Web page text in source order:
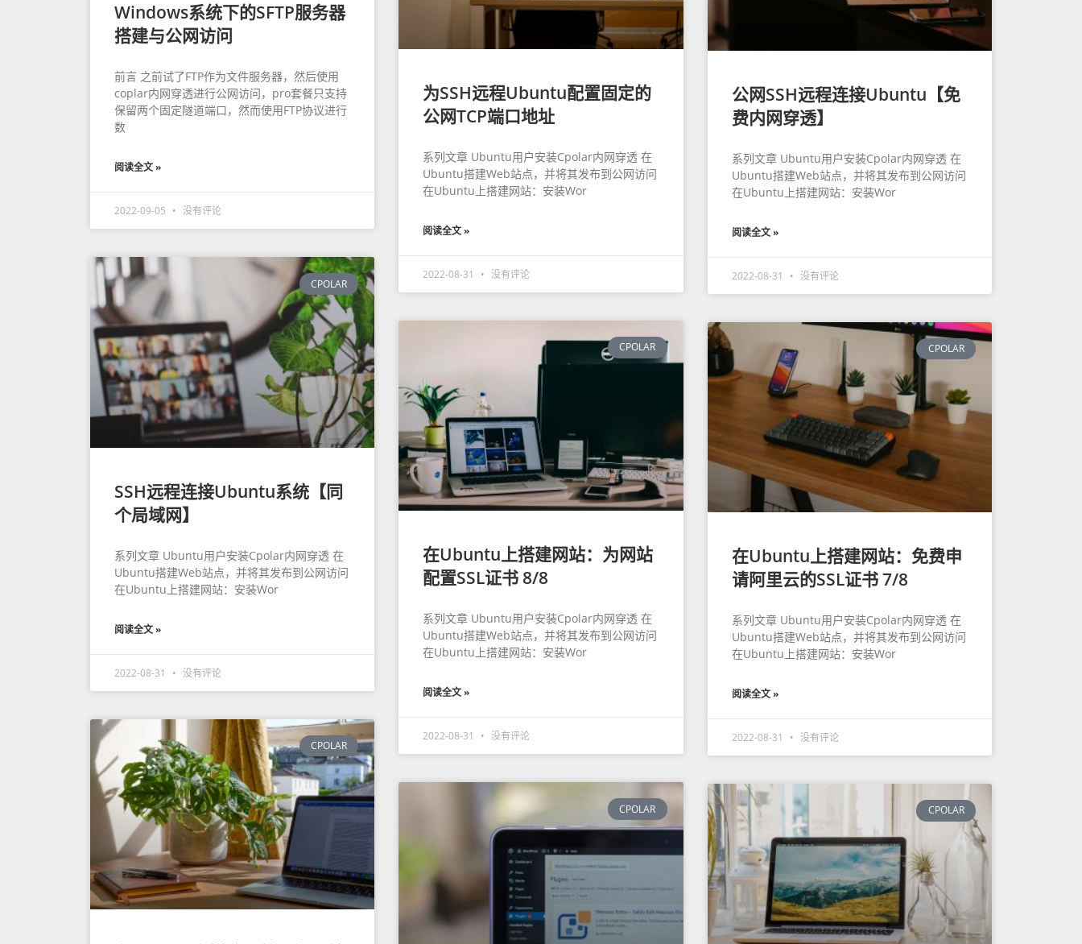
Windows系统下的SFTP服务器
搭建与公网访问
前言 之前试了FTP作为文件服务器，然后使用
coplar内网穿透进行公网访问，pro套餐只支持
保留两个固定隧道端口，然而使用FTP协议进行
数
阅读全文 »
2022-09-05 没有评论
为SSH远程Ubuntu配置固定的
公网TCP端口地址
系列文章 Ubuntu用户安装Cpolar内网穿透 在
Ubuntu搭建Web站点，并将其发布到公网访问
在Ubuntu上搭建网站：安装Wor
阅读全文 »
2022-08-31 没有评论
公网SSH远程连接Ubuntu【免
费内网穿透】
系列文章 Ubuntu用户安装Cpolar内网穿透 在
Ubuntu搭建Web站点，并将其发布到公网访问
在Ubuntu上搭建网站：安装Wor
阅读全文 »
2022-08-31 没有评论
CPOLAR
SSH远程连接Ubuntu系统【同
个局域网】
系列文章 Ubuntu用户安装Cpolar内网穿透 在
Ubuntu搭建Web站点，并将其发布到公网访问
在Ubuntu上搭建网站：安装Wor
阅读全文 »
2022-08-31 没有评论
CPOLAR
在Ubuntu上搭建网站：为网站
配置SSL证书 8/8
系列文章 Ubuntu用户安装Cpolar内网穿透 在
Ubuntu搭建Web站点，并将其发布到公网访问
在Ubuntu上搭建网站：安装Wor
阅读全文 »
2022-08-31 没有评论
CPOLAR
在Ubuntu上搭建网站：免费申
请阿里云的SSL证书 7/8
系列文章 Ubuntu用户安装Cpolar内网穿透 在
Ubuntu搭建Web站点，并将其发布到公网访问
在Ubuntu上搭建网站：安装Wor
阅读全文 »
2022-08-31 没有评论
CPOLAR
CPOLAR CPOLAR